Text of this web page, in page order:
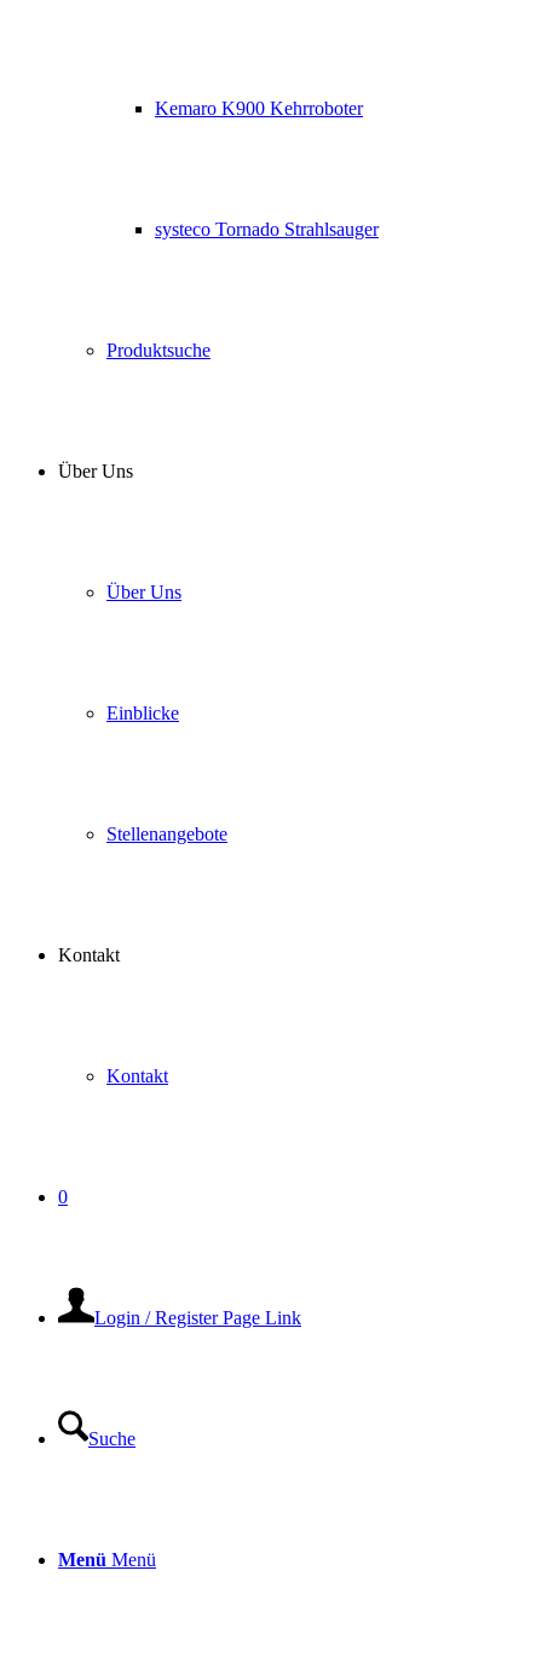
Kemaro K900 Kehrroboter
systeco Tornado Strahlsauger
Produktsuche
Über Uns
Über Uns
Einblicke
Stellenangebote
Kontakt
Kontakt
0
Login / Register Page Link
Suche
Menü Menü